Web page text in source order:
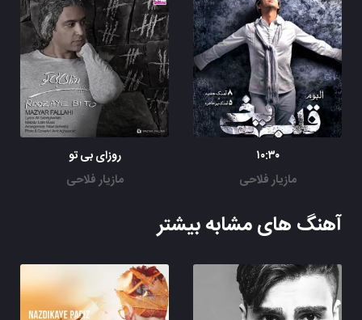
۱۰:۳۰
مازیار فلاحی
روزای بی تو
مازیار فلاحی
آهنگ های مشابه بیشتر